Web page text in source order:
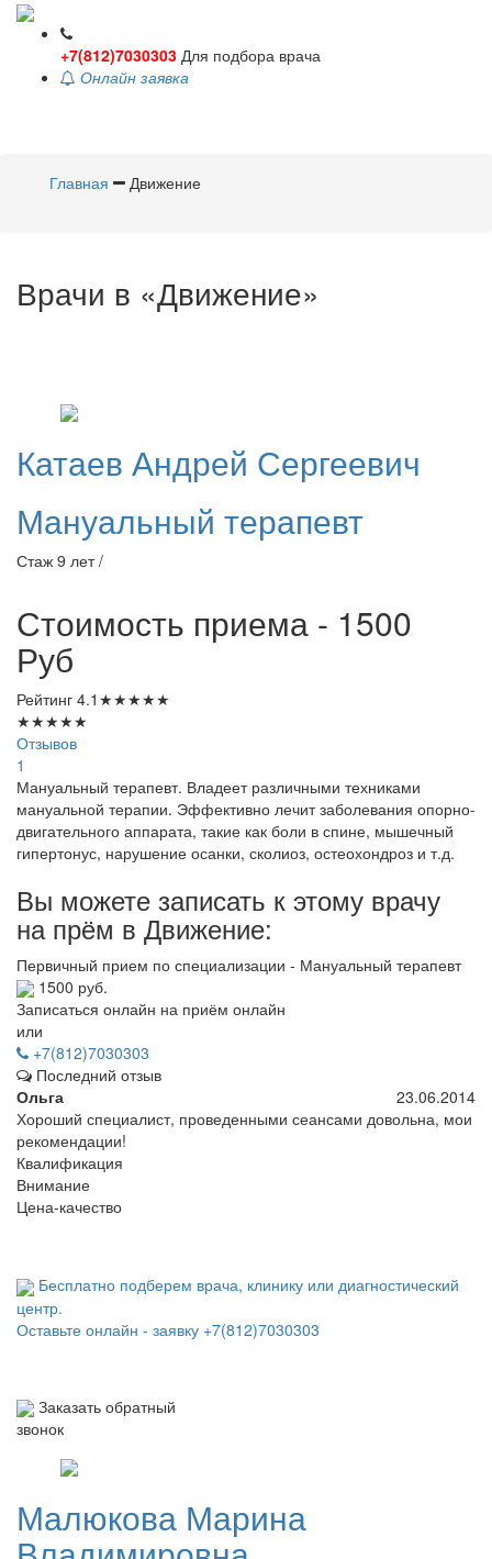
+7(812)7030303 Для подбора врача
Онлайн заявка
Главная
Движение
Врачи в «Движение»
Катаев Андрей Сергеевич
Мануальный терапевт
Стаж 9 лет /
Стоимость приема - 1500
Руб
Рейтинг 4.1 ★★★★★
★★★★★
Отзывов
1
Мануальный терапевт. Владеет различными техниками
мануальной терапии. Эффективно лечит заболевания опорно-
двигательного аппарата, такие как боли в спине, мышечный
гипертонус, нарушение осанки, сколиоз, остеохондроз и т.д.
Вы можете записать к этому врачу
на прём в Движение:
Первичный прием по специализации - Мануальный терапевт
1500 руб.
Записаться онлайн на приём онлайн
или
+7(812)7030303
Последний отзыв
Ольга
23.06.2014
Хороший специалист, проведенными сеансами довольна, мои
рекомендации!
Квалификация
Внимание
Цена-качество
Бесплатно подберем врача, клинику или диагностический
центр.
Оставьте онлайн - заявку +7(812)7030303
Заказать обратный
звонок
Малюкова Марина